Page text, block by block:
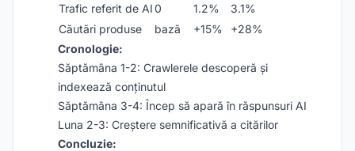
Trafic referit de AI0 1.2%
3.1%
Căutări produse
bază +15%
+28%
Cronologie:
Săptămâna 1-2: Crawlerele descoperă și
indexează conținutul
Săptămâna 3-4: Încep să apară în răspunsuri AI
Luna 2-3: Creștere semnificativă a citărilor
Concluzie: